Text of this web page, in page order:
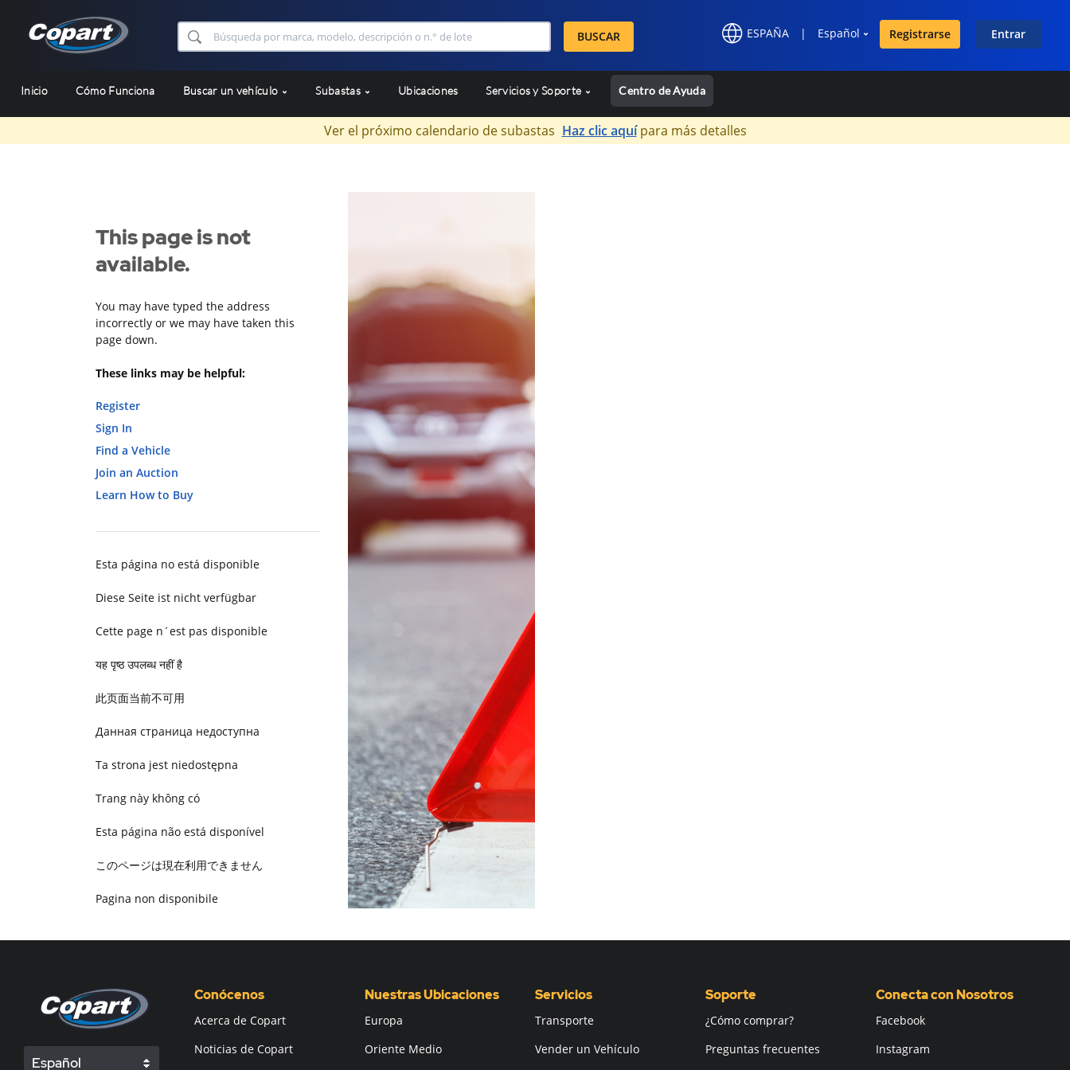
BUSCAR ESPAÑA | Español Registrarse Entrar
Inicio Cómo Funciona Buscar un vehículo Subastas Ubicaciones Servicios y Soporte Centro de Ayuda
Ver el próximo calendario de subastas Haz clic aquípara más detalles
This page is not
available.
You may have typed the address
incorrectly or we may have taken this
page down.
These links may be helpful:
Register
Sign In
Find a Vehicle
Join an Auction
Learn How to Buy
Esta página no está disponible
Diese Seite ist nicht verfügbar
Cette page n´est pas disponible
यह पृष्ठ उपलब्ध नहीं है
此页面当前不可用
Данная страница недоступна
Ta strona jest niedostępna
Trang này không có
Esta página não está disponível
このページは現在利用できません
Pagina non disponibile
Español
Conócenos
Acerca de Copart
Noticias de Copart
Nuestras Ubicaciones
Europa
Oriente Medio
Servicios
Transporte
Vender un Vehículo
Soporte
¿Cómo comprar?
Preguntas frecuentes
Conecta con Nosotros
Facebook
Instagram